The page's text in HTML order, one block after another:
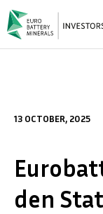
13 OCTOBER, 2025
den